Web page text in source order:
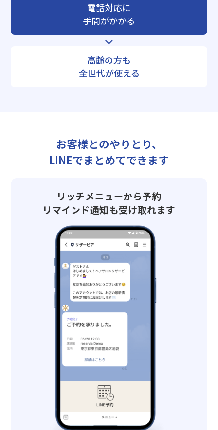
電話対応に
手間がかかる
高齢の方も
全世代が使える
お客様とのやりとり、
LINEでまとめてできます
リッチメニューから予約
リマインド通知も受け取れます